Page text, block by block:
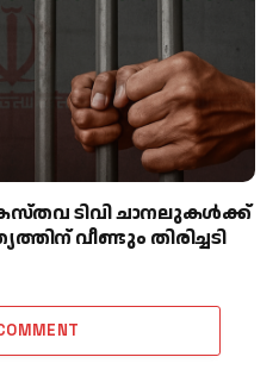
ടിവി ചാനലുകൾക്ക്
വീണ്ടും തിരിച്ചടി